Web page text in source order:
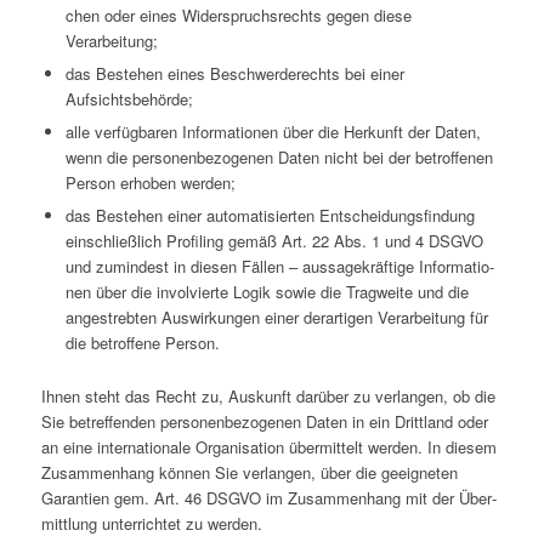
chen oder eines Wider­spruchs­rechts gegen diese
Verarbeitung;
das Bestehen eines Beschwer­de­rechts bei einer
Aufsichtsbehörde;
alle ver­füg­ba­ren Infor­ma­tio­nen über die Her­kunft der Daten,
wenn die per­so­nen­be­zo­ge­nen Daten nicht bei der betrof­fe­nen
Person erhoben werden;
das Bestehen einer auto­ma­ti­sier­ten Ent­schei­dungs­fin­dung
ein­schließ­lich Pro­fil­ing gemäß Art. 22 Abs. 1 und 4 DSGVO
und zumin­dest in diesen Fällen – aus­sa­ge­kräf­tige Infor­ma­tio­
nen über die invol­vierte Logik sowie die Trag­weite und die
ange­streb­ten Aus­wir­kun­gen einer der­ar­ti­gen Ver­ar­bei­tung für
die betrof­fene Person.
Ihnen steht das Recht zu, Aus­kunft darüber zu ver­lan­gen, ob die
Sie betref­fen­den per­so­nen­be­zo­ge­nen Daten in ein Dritt­land oder
an eine inter­na­tio­nale Orga­ni­sa­tion über­mit­telt werden. In diesem
Zusam­men­hang können Sie ver­lan­gen, über die geeig­ne­ten
Garan­tien gem. Art. 46 DSGVO im Zusam­men­hang mit der Über­
mitt­lung unter­rich­tet zu werden.